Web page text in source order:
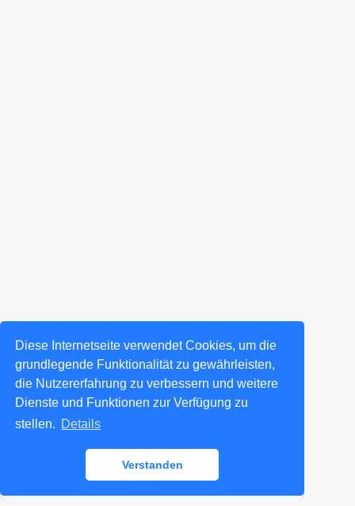
Diese Internetseite verwendet Cookies, um die
grundlegende Funktionalität zu gewährleisten,
die Nutzererfahrung zu verbessern und weitere
Dienste und Funktionen zur Verfügung zu
stellen. Details
Verstanden